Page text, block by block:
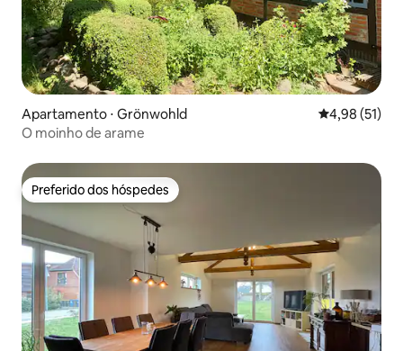
Apartamento ⋅ Grönwohld 4,98 de uma
4,98 (51)
O moinho de arame
Preferido dos hóspedes
Preferido dos hóspedes